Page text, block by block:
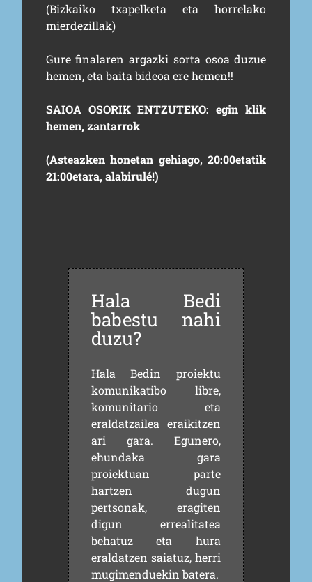
(Bizkaiko txapelketa eta horrelako
mierdezillak)
Gure finalaren argazki sorta osoa duzue
hemen, eta baita bideoa erehemen!!
SAIOA OSORIK ENTZUTEKO:egin klik
hemen, zantarrok
(Asteazken honetan gehiago, 20:00etatik
21:00etara, alabirulé!)
Hala Bedi
babestu nahi
duzu?
Hala Bedin proiektu
komunikatibo libre,
komunitario eta
eraldatzailea eraikitzen
ari gara. Egunero,
ehundaka gara
proiektuan parte
hartzen dugun
pertsonak, eragiten
digun errealitatea
behatuz eta hura
eraldatzen saiatuz, herri
mugimenduekin batera.